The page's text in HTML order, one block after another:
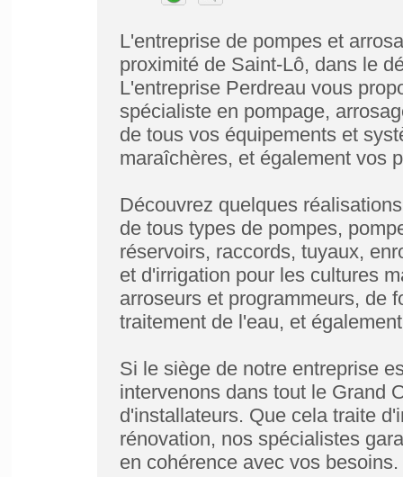
L'entreprise de pompes et
proximité de Saint-Lô, dans le
L'entreprise Perdreau vous
spécialiste en pompage,
de tous vos équipements et
maraîchères, et également vos
Découvrez quelques
de tous types de pompes,
réservoirs, raccords, tuyaux,
et d'irrigation pour les cultures
arroseurs et programmeurs, de
traitement de l'eau, et
Si le siège de notre entreprise
intervenons dans tout le Grand
d'installateurs. Que cela traite
rénovation, nos spécialistes
en cohérence avec vos